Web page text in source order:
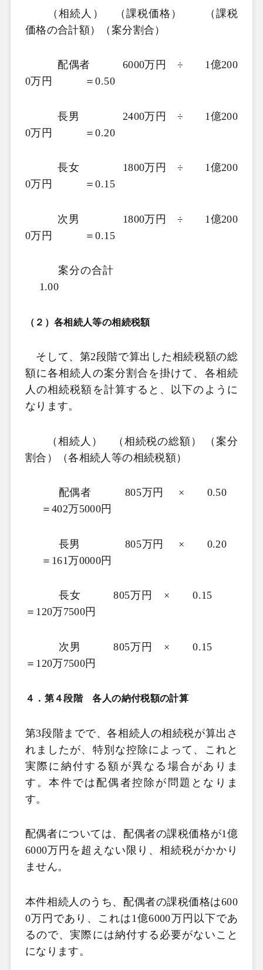
（相続人） （課税価格） （課税
価格の合計額）（案分割合）
配偶者 6000万円 ÷ 1億200
0万円 ＝0.50
長男 2400万円 ÷ 1 億200
0万円 ＝0.20
長女 1800万円 ÷ 1億200
0万円 ＝0.15
次男 1800万円 ÷ 1 億200
0万円 ＝0.15
案分の合計
1.00
（２）各相続人等の相続税額
そして、第2段階で算出した相続税額の総
額に各相続人の案分割合を掛けて、各相続
人の相続税額を計算すると、以下のように
なります。
（相続人） （相続税の総額） （案分
割合）（各相続人等の相続税額）
配偶者 805万円 × 0.50
＝402万5000円
長男 805万円 × 0.20
＝ 161万0000円
長女 805万円 ×0.15
＝ 120万7500円
次男 805万円 ×0.15
＝ 120万7500円
４．第４段階 各人の納付税額の計算
第3段階までで、各相続人の相続税が算出さ
れましたが、特別な控除によって、これと
実際に納付する額が異なる場合がありま
す。本件では配偶者控除が問題となりま
す。
配偶者については、配偶者の課税価格が1億
6000万円を超えない限り、相続税がかかり
ません。
本件相続人のうち、配偶者の課税価格は600
0万円であり、これは1 億6000万円以下であ
るので、実際には納付する必要がないこと
になります。